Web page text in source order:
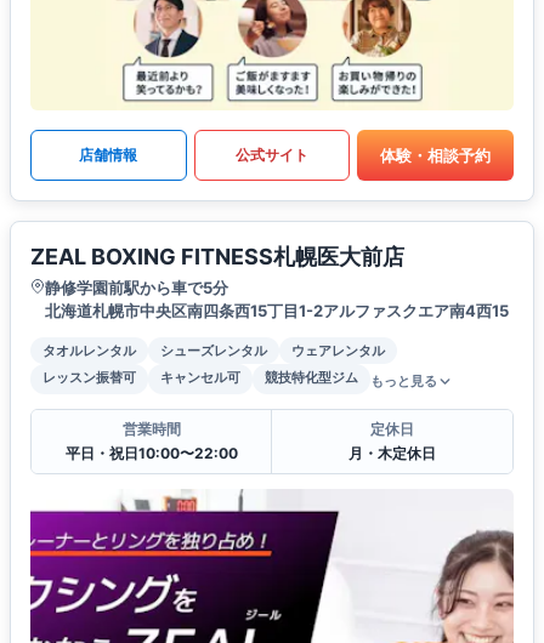
店舗情報 公式サイト 体験・相談予約
ZEAL BOXING FITNESS札幌医大前店
静修学園前駅から車で5分
北海道札幌市中央区南四条西15丁目1-2アルファスクエア南4西15
タオルレンタル シューズレンタル
ウェアレンタル
レッスン振替可
キャンセル可 競技特化型ジム もっと見る
営業時間
平日・祝日10:00〜22:00
定休日
月・木定休日